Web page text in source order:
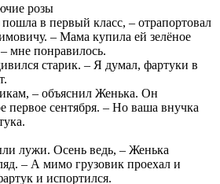
розы
в первый класс, – отрапортовал
– Мама купила ей зелёное
мне понравилось.
старик. – Я думал, фартуки в
– объяснил Женька. Он
первое сентября. – Но ваша внучка
лужи. Осень ведь, – Женька
– А мимо грузовик проехал и
и испортился.